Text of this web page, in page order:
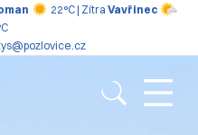
22°C | Zítra Vavřinec